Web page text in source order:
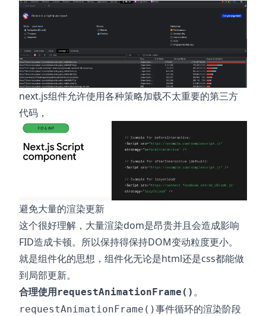
next.js组件允许使用各种策略加载不太重要的第三方
代码，
避免大量的渲染更新
这个很好理解，大量渲染dom是昂贵并且会造成影响
FID造成卡顿。所以保持得保持DOM变动粒度更小。
就是组件化的思想，组件化无论是html还是css都能做
到局部更新。
合理使用requestAnimationFrame() 。
requestAnimationFrame()事件循环的渲染阶段